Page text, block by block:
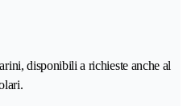
disponibili a richieste anche al